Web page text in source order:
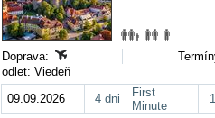
Doprava:
odlet: Viedeň
09.09.2026
4 dni
First
Minute